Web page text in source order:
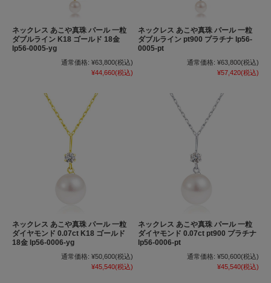
ネックレス あこや真珠 パール 一粒
ダブルライン K18 ゴールド 18金
lp56-0005-yg
通常価格: ¥63,800(税込)
¥44,660(税込)
ネックレス あこや真珠 パール 一粒
ダブルライン pt900 プラチナ lp56-
0005-pt
通常価格: ¥63,800(税込)
¥57,420(税込)
ネックレス あこや真珠 パール 一粒
ダイヤモンド 0.07ct K18 ゴールド
18金 lp56-0006-yg
通常価格: ¥50,600(税込)
¥45,540(税込)
ネックレス あこや真珠 パール 一粒
ダイヤモンド 0.07ct pt900 プラチナ
lp56-0006-pt
通常価格: ¥50,600(税込)
¥45,540(税込)